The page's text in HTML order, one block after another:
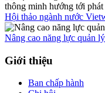
Hội thảo ngành nước
Nâng cao năng lực quản
Giới thiệu
Ban chấp hành